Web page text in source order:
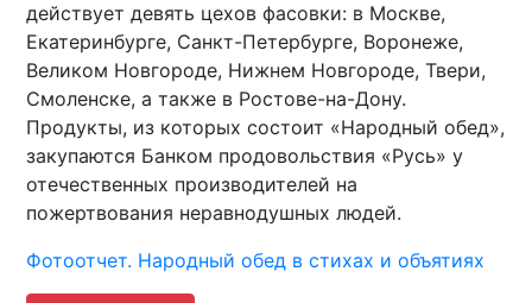
действует девять цехов фасовки: в Москве,
Екатеринбурге, Санкт-Петербурге, Воронеже,
Великом Новгороде, Нижнем Новгороде, Твери,
Смоленске, а также в Ростове-на-Дону.
Продукты, из которых состоит «Народный обед»,
закупаются Банком продовольствия «Русь» у
отечественных производителей на
пожертвования неравнодушных людей.
Фотоотчет. Народный обед в стихах и объятиях